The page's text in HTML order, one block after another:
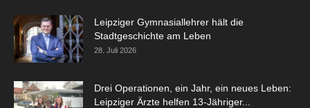
Leipziger Gymnasiallehrer hält die
Stadtgeschichte am Leben
28. Juli 2026
Drei Operationen, ein Jahr, ein neues Leben:
Leipziger Ärzte helfen 13-Jähriger...